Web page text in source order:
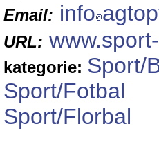
Email: info
URL:
kategorie: Sport/
Sport/Fotbal
Sport/Florbal